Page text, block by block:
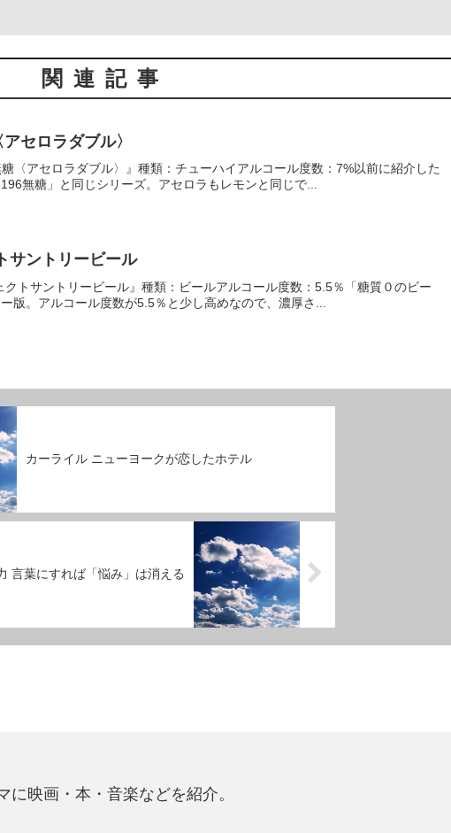
関連記事
セロラダブル〉
〈アセロラダブル〉』種類：チューハイアルコール度数：7%以前に紹介した
無糖」と同じシリーズ。アセロラもレモンと同じで...
サントリービール
クトサントリービール』種類：ビールアルコール度数：5.5％「糖質０のビー
版。アルコール度数が5.5％と少し高めなので、濃厚さ...
カーライル ニューヨークが恋したホテル
言葉にすれば「悩み」は消える
に映画・本・音楽などを紹介。